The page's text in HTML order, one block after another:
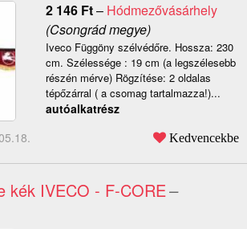
2 146 Ft– Hódmezővásárhely
(Csongrád megye)
Iveco Függöny szélvédőre. Hossza: 230
cm. Szélessége : 19 cm (a legszélesebb
részén mérve) Rögzítése: 2 oldalas
tépőzárral ( a csomag tartalmazza!)...
autóalkatrész
Kedvencekbe
kék IVECO - F-CORE–